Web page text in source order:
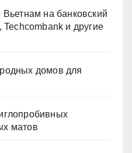
Вьетнам на банковский
и другие
домов для
матов